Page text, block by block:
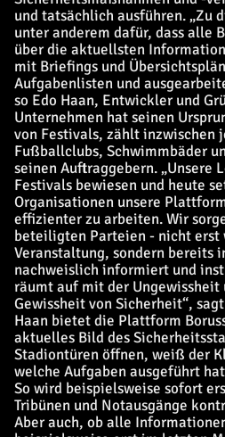
und tatsächlich ausführen. „Zu
unter anderem dafür, dass
über die aktuellsten
mit Briefings und
Aufgabenlisten und
so Edo Haan, Entwickler und
Unternehmen hat seinen
von Festivals, zählt inzwischen
Fußballclubs, Schwimmbäder
seinen Auftraggebern. „Unsere
Festivals bewiesen und heute
Organisationen unsere
effizienter zu arbeiten. Wir
beteiligten Parteien - nicht erst
Veranstaltung, sondern bereits
nachweislich informiert und
räumt auf mit der
Gewissheit von Sicherheit“,
Haan bietet die Plattform
aktuelles Bild des
Stadiontüren öffnen, weiß der
welche Aufgaben ausgeführt
So wird beispielsweise sofort
Tribünen und Notausgänge
Aber auch, ob alle